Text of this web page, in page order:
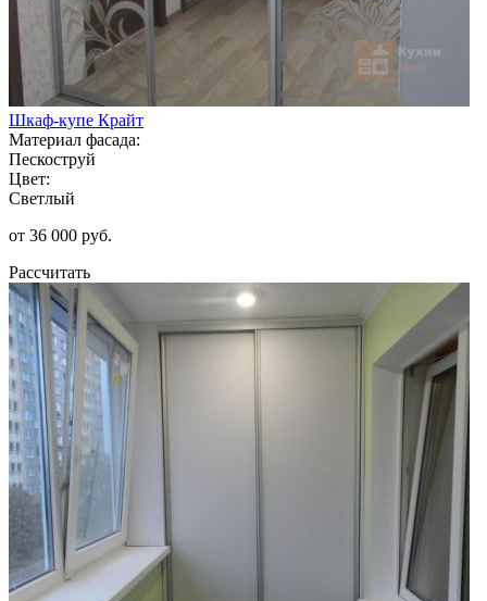
Шкаф-купе Крайт
Материал фасада:
Пескоструй
Цвет:
Светлый
от 36 000 руб.
Рассчитать